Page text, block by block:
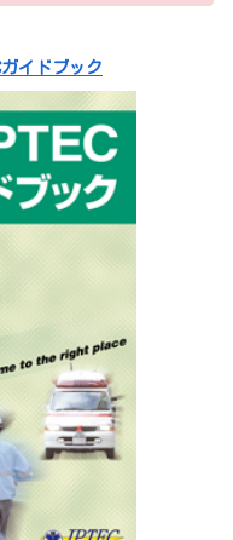
イドブック